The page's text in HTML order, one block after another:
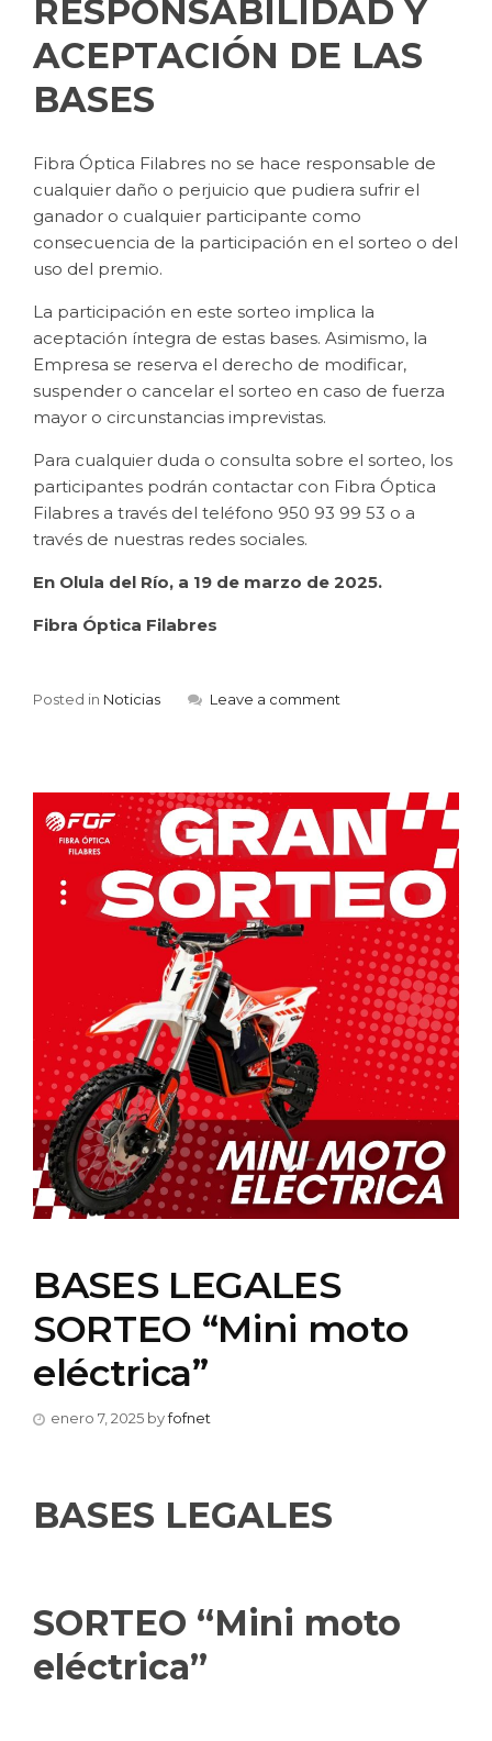
RESPONSABILIDAD Y
ACEPTACIÓN DE LAS
BASES
Fibra Óptica Filabres no se hace responsable de
cualquier daño o perjuicio que pudiera sufrir el
ganador o cualquier participante como
consecuencia de la participación en el sorteo o del
uso del premio.
La participación en este sorteo implica la
aceptación íntegra de estas bases. Asimismo, la
Empresa se reserva el derecho de modificar,
suspender o cancelar el sorteo en caso de fuerza
mayor o circunstancias imprevistas.
Para cualquier duda o consulta sobre el sorteo, los
participantes podrán contactar con Fibra Óptica
Filabres a través del teléfono 950 93 99 53 o a
través de nuestras redes sociales.
En Olula del Río, a 19 de marzo de 2025.
Fibra Óptica Filabres
Posted in Noticias Leave a comment
BASES LEGALES
SORTEO “Mini moto
eléctrica”
enero 7, 2025 byfofnet
BASES LEGALES
SORTEO “Mini moto
eléctrica”